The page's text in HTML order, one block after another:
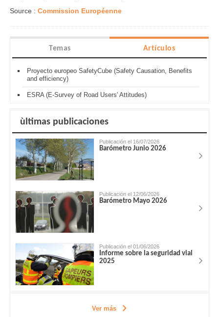
Source : Commission Européenne
Temas Artículos
Proyecto europeo SafetyCube (Safety Causation, Benefits
and efficiency)
ESRA (E-Survey of Road Users' Attitudes)
ùltimas publicaciones
Publicación el 16/07/2026
Barómetro Junio 2026
Publicación el 12/06/2026
Barómetro Mayo 2026
Publicación el 01/06/2026
Informe sobre la seguridad vial
2025
Ver más